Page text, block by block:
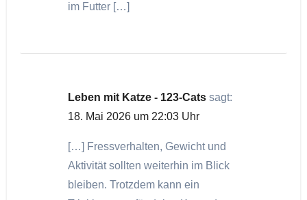
im Futter […]
Leben mit Katze - 123-Cats sagt:
18. Mai 2026 um 22:03 Uhr
[…] Fressverhalten, Gewicht und
Aktivität sollten weiterhin im Blick
bleiben. Trotzdem kann ein